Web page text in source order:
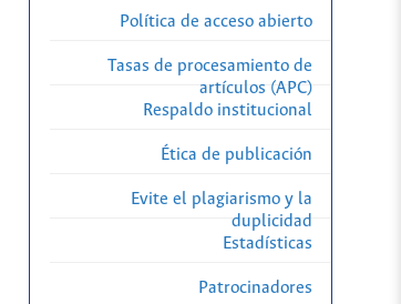
Política de acceso abierto
Tasas de procesamiento de
artículos (APC)
Respaldo institucional
Ética de publicación
Evite el plagiarismo y la
duplicidad
Estadísticas
Patrocinadores